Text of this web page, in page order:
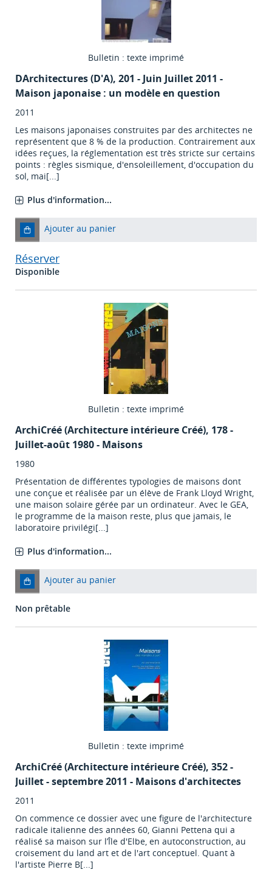
Bulletin : texte imprimé
DArchitectures (D'A), 201 - Juin Juillet 2011 -
Maison japonaise : un modèle en question
2011
Les maisons japonaises construites par des architectes ne
représentent que 8 % de la production. Contrairement aux
idées reçues, la réglementation est très stricte sur certains
points : règles sismique, d'ensoleillement, d'occupation du
sol, mai[...]
Plus d'information...
Ajouter au panier
Réserver
Disponible
Bulletin : texte imprimé
ArchiCréé (Architecture intérieure Créé), 178 -
Juillet-août 1980 - Maisons
1980
Présentation de différentes typologies de maisons dont
une conçue et réalisée par un élève de Frank Lloyd Wright,
une maison solaire gérée par un ordinateur. Avec le GEA,
le programme de la maison reste, plus que jamais, le
laboratoire privilégi[...]
Plus d'information...
Ajouter au panier
Non prêtable
Bulletin : texte imprimé
ArchiCréé (Architecture intérieure Créé), 352 -
Juillet - septembre 2011 - Maisons d'architectes
2011
On commence ce dossier avec une figure de l'architecture
radicale italienne des années 60, Gianni Pettena qui a
réalisé sa maison sur l’Île d'Elbe, en autoconstruction, au
croisement du land art et de l'art conceptuel. Quant à
l'artiste Pierre B[...]